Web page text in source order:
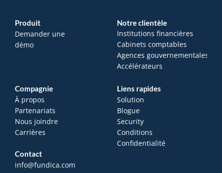
Produit
Demander une
démo
Notre clientèle
Institutions financières
Cabinets comptables
Agences gouvernementales
Accélérateurs
Compagnie
À propos
Partenariats
Nous joindre
Carrières
Liens rapides
Solution
Blogue
Security
Conditions
Confidentialité
Contact
info@fundica.com